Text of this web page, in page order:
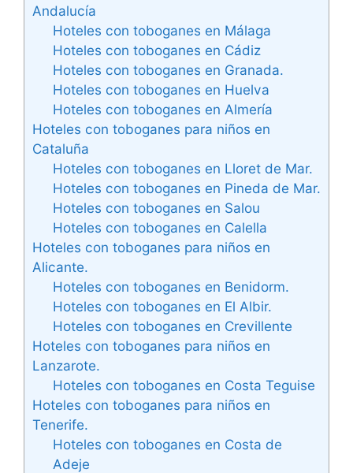
Andalucía
Hoteles con toboganes en Málaga
Hoteles con toboganes en Cádiz
Hoteles con toboganes en Granada.
Hoteles con toboganes en Huelva
Hoteles con toboganes en Almería
Hoteles con toboganes para niños en
Cataluña
Hoteles con toboganes en Lloret de Mar.
Hoteles con toboganes en Pineda de Mar.
Hoteles con toboganes en Salou
Hoteles con toboganes en Calella
Hoteles con toboganes para niños en
Alicante.
Hoteles con toboganes en Benidorm.
Hoteles con toboganes en El Albir.
Hoteles con toboganes en Crevillente
Hoteles con toboganes para niños en
Lanzarote.
Hoteles con toboganes en Costa Teguise
Hoteles con toboganes para niños en
Tenerife.
Hoteles con toboganes en Costa de
Adeje